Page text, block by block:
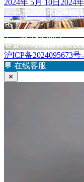
于
2024年 5月 10日 2024
文
章
导
航
上一篇
篇
章：
2024年HIR哈
化？
篇
文
章：
赛要求/时间轴/奖项设
沪ICP备2024095673号
💬 在线客服
✕